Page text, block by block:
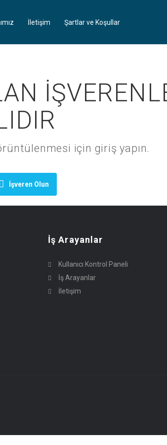
İletişim Şartlar ve Koşullar
için giriş yapın.
İşveren Olun
İş Arayanlar
Kullanıcı Kontrol Paneli
İş Arayanlar
İletişim